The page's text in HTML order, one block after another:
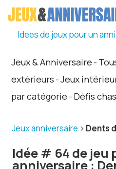
Idées de jeux pour un
Jeux & Anniversaire -
extérieurs -Jeux
par catégorie - Défis
Jeux anniversaire > Dents
Idée # 64 de jeu pour un
anniversaire :